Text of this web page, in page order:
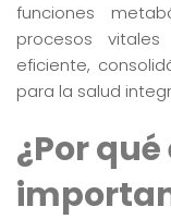
funciones
procesos
eficiente,
para la salud
¿Por